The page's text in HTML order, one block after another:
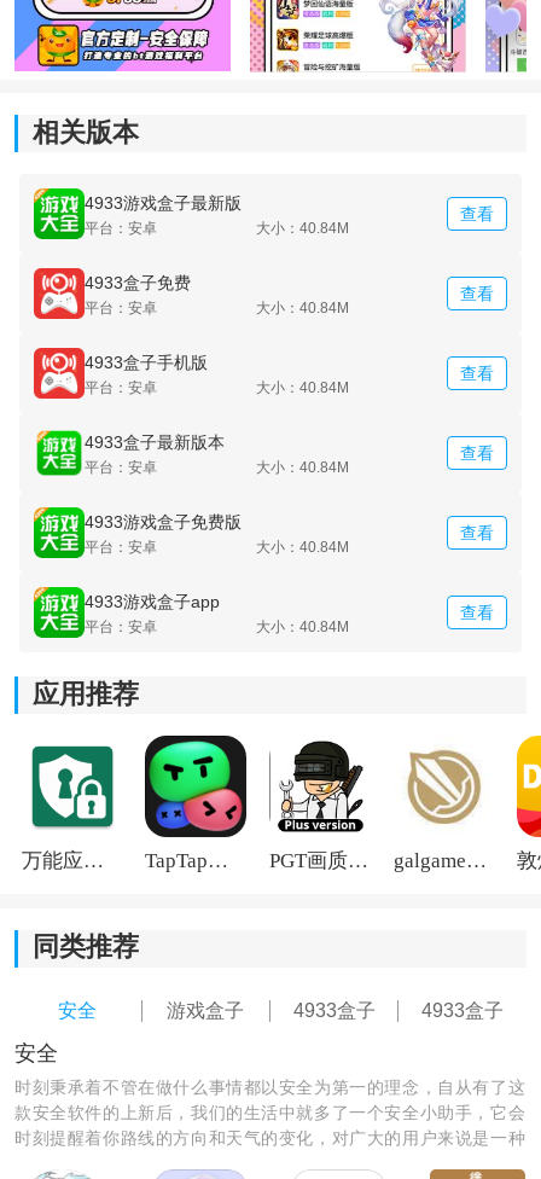
《4933盒子2023》软件亮点:
1.操作的过程特别的简单，涵盖了多种多样的游戏业务。
2.每天都能够找到全新的游戏开服信息，自动的进行游戏
3.游戏的种类特别丰富，深受广大用户们的喜爱。
相关版本
4933游戏盒子最新版
平台：安卓 大小：40.84M
查看
4933盒子免费
平台：安卓 大小：40.84M
查看
4933盒子手机版
平台：安卓 大小：40.84M
查看
4933盒子最新版本
平台：安卓 大小：40.84M
查看
4933游戏盒子免费版
平台：安卓 大小：40.84M
查看
4933游戏盒子app
平台：安卓 大小：40.84M
查看
应用推荐
万能应用隐藏 TapTap国际版2026 PGT画质助手旧版 galgame游戏盒子2026
同类推荐
安全 游戏盒子 4933盒子 4933盒子
安全
时刻秉承着不管在做什么事情都以安全为第一的理念，自从有了这
款安全软件的上新后，我们的生活中就多了一个安全小助手，它会
时刻提醒着你路线的方向和天气的变化，对广大的用户来说是一种